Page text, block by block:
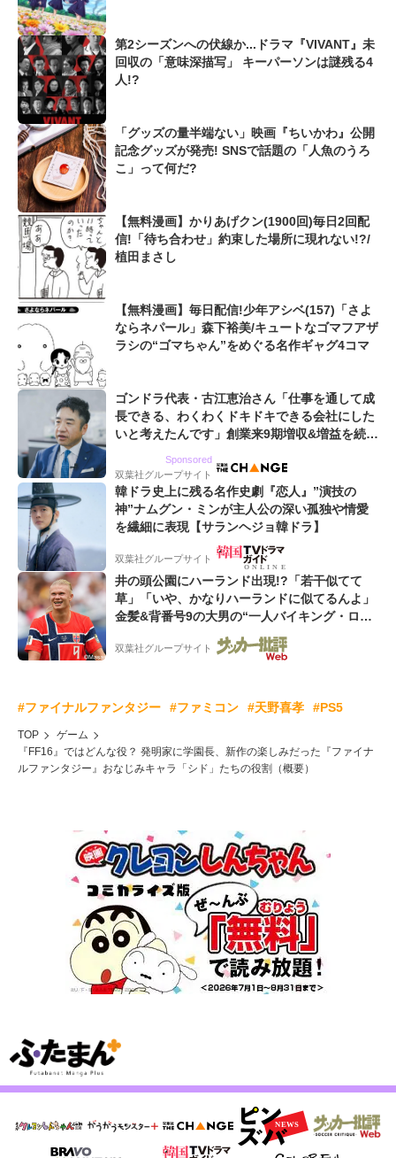
第2シーズンへの伏線か...ドラマ『VIVANT』未
回収の「意味深描写」 キーパーソンは謎残る4
人!?
「グッズの量半端ない」映画『ちいかわ』公開
記念グッズが発売! SNSで話題の「人魚のうろ
こ」って何だ?
【無料漫画】かりあげクン(1900回)毎日2回配
信!「待ち合わせ」約束した場所に現れない!?/
植田まさし
【無料漫画】毎日配信!少年アシベ(157)「さよ
ならネパール」森下裕美/キュートなゴマフアザ
ラシの“ゴマちゃん”をめぐる名作ギャグ4コマ
ゴンドラ代表・古江恵治さん「仕事を通して成
長できる、わくわくドキドキできる会社にした
いと考えたんです」創業来9期増収&増益を続け
Sponsored
双葉社グループサイト
韓ドラ史上に残る名作史劇『恋人』”演技の
神”ナムグン・ミンが主人公の深い孤独や情愛
を繊細に表現【サランヘジョ韓ドラ】
双葉社グループサイト
井の頭公園にハーランド出現!?「若干似てて
草」「いや、かなりハーランドに似てるんよ」
金髪&背番号9の大男の“一人バイキング・ロ
ー”映像が話題!「元気をもらった」
双葉社グループサイト
#ファイナルファンタジー #ファミコン #天野喜孝 #PS5
TOP
ゲーム
『FF16』ではどんな役？ 発明家に学園長、新作の楽しみだった『ファイナ
ルファンタジー』おなじみキャラ「シド」たちの役割（概要）